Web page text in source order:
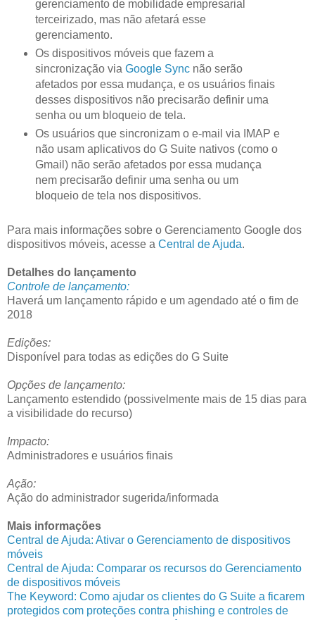
gerenciamento de mobilidade empresarial
terceirizado, mas não afetará esse
gerenciamento.
Os dispositivos móveis que fazem a
sincronização via Google Syncnão serão
afetados por essa mudança, e os usuários finais
desses dispositivos não precisarão definir uma
senha ou um bloqueio de tela.
Os usuários que sincronizam o e-mail via IMAP e
não usam aplicativos do G Suite nativos (como o
Gmail) não serão afetados por essa mudança
nem precisarão definir uma senha ou um
bloqueio de tela nos dispositivos.
Para mais informações sobre o Gerenciamento Google dos
dispositivos móveis, acesse a Central de Ajuda.
Detalhes do lançamento
Controle de lançamento:
Haverá um lançamento rápido e um agendado até o fim de
2018
Edições:
Disponível para todas as edições do G Suite
Opções de lançamento:
Lançamento estendido (possivelmente mais de 15 dias para
a visibilidade do recurso)
Impacto:
Administradores e usuários finais
Ação:
Ação do administrador sugerida/informada
Mais informações
Central de Ajuda: Ativar o Gerenciamento de dispositivos
móveis
Central de Ajuda: Comparar os recursos do Gerenciamento
de dispositivos móveis
The Keyword: Como ajudar os clientes do G Suite a ficarem
protegidos com proteções contra phishing e controles de